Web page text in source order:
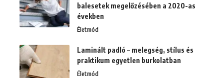
balesetek megelőzésében a 2020-as
években
Életmód
Laminált padló – melegség, stílus és
praktikum egyetlen burkolatban
Életmód